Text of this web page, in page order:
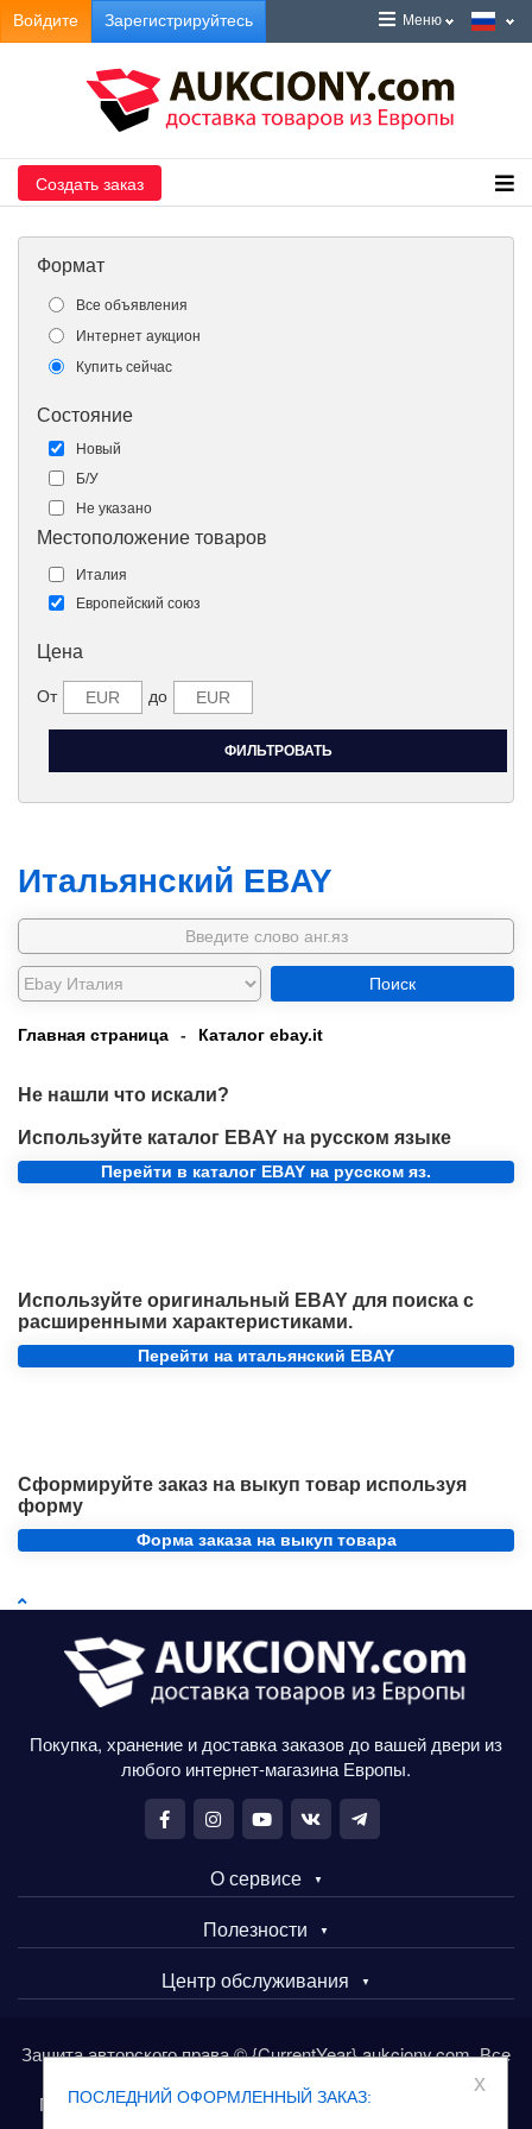
ПОСЛЕДНИЙ ОФОРМЛЕННЫЙ ЗАКАЗ:
x
Войдите Зарегистрируйтесь Меню
Создать заказ
Формат
Все объявления
Интернет аукцион
Купить сейчас
Состояние
Новый
Б/У
Не указано
Местоположение товаров
Италия
Европейский союз
Цена
От до
Итальянский EBAY
Поиск
Главная страница - Каталог ebay.it
Не нашли что искали?
Используйте каталог EBAY на русском языке
Перейти в каталог EBAY на русском яз.
Используйте оригинальный EBAY для поиска с
расширенными характеристиками.
Перейти на итальянский EBAY
Сформируйте заказ на выкуп товар используя
форму
Форма заказа на выкуп товара
Покупка, хранение и доставка заказов до вашей двери из
любого интернет-магазина Европы.
О сервисе
Полезности
Центр обслуживания
Защита авторского права © {CurrentYear} aukciony.com. Все
Покупайте товары в Европе через сервис aukciony.com